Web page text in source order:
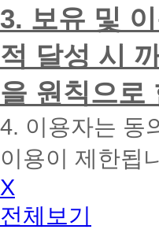
리
겠
습
니
다.
3. 보유 및
적 달성 시
을 원칙으로
4. 이용자는 동
이용이 제한됩
X
전체보기